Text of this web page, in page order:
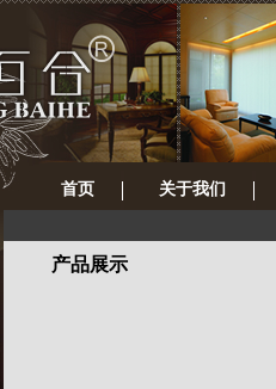
首页 关于我们
产品展示